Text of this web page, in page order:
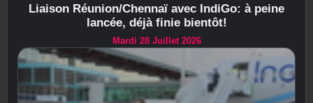
Liaison Réunion/Chennaï avec IndiGo: à peine
lancée, déjà finie bientôt!
Mardi 28 Juillet 2026